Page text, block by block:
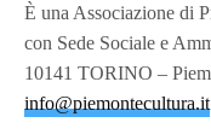
È una Associazione di
con Sede Sociale e
10141 TORINO –
info@piemontecultura.it